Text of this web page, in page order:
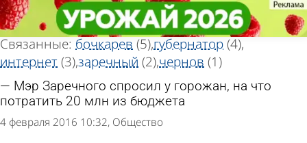
«Блог»
Тег новостей
Всего найдено 15 новостей
Связанные: бочкарев (5)губернатор(4)
интернет(3)заречный (2)чернов (1)
Мэр Заречного спросил у горожан, на что
потратить 20 млн из бюджета
4 февраля 2016 10:32 Общество
«Блог»
Тег новостей